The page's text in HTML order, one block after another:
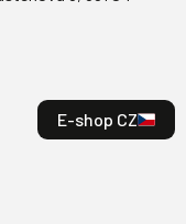
E-shop CZ